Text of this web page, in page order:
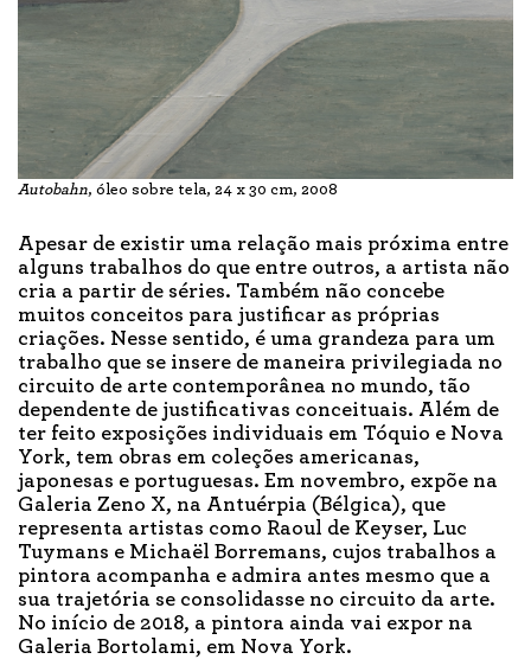
Autobahn, óleo sobre tela, 24 x 30 cm, 2008
Apesar de existir uma relação mais próxima entre
alguns trabalhos do que entre outros, a artista não
cria a partir de séries. Também não concebe
muitos conceitos para justificar as próprias
criações. Nesse sentido, é uma grandeza para um
trabalho que se insere de maneira privilegiada no
circuito de arte contemporânea no mundo, tão
dependente de justificativas conceituais. Além de
ter feito exposições individuais em Tóquio e Nova
York, tem obras em coleções americanas,
japonesas e portuguesas. Em novembro, expõe na
Galeria Zeno X, na Antuérpia (Bélgica), que
representa artistas como Raoul de Keyser, Luc
Tuymans e Michaël Borremans, cujos trabalhos a
pintora acompanha e admira antes mesmo que a
sua trajetória se consolidasse no circuito da arte.
No início de 2018, a pintora ainda vai expor na
Galeria Bortolami, em Nova York.